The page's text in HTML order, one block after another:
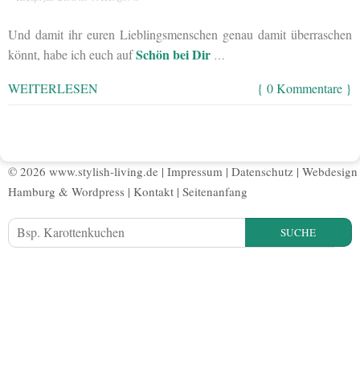
Und damit ihr euren Lieblingsmenschen genau damit überraschen
könnt, habe ich euch aufSchön bei Dir …
WEITERLESEN { 0 Kommentare }
© 2026 www.stylish-living.de | Impressum | Datenschutz | Webdesign
Hamburg & Wordpress | Kontakt | Seitenanfang
SUCHE